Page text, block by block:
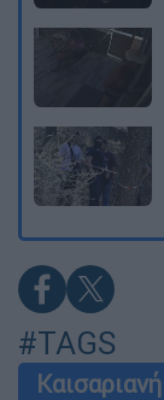
#TAGS
Καισαριανή